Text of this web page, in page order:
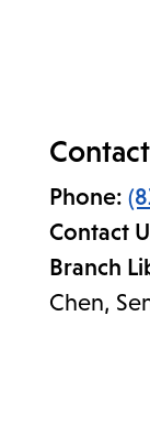
Phone:
Contact
Branch
Chen,